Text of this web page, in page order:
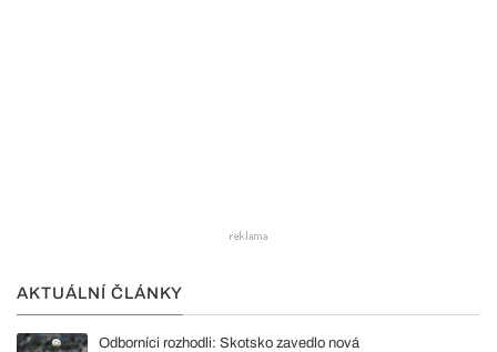
AKTUÁLNÍ ČLÁNKY
Odborníci rozhodli: Skotsko zavedlo nová